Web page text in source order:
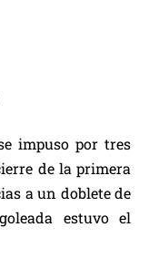
impuso por tres
de la primera
a un doblete de
estuvo el